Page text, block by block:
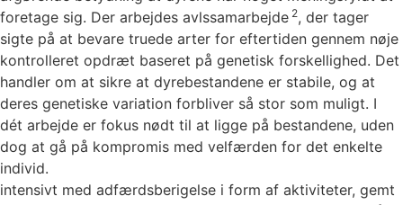
foretage sig. Der arbejdes avlssamarbejde 2, der tager
sigte på at bevare truede arter for eftertiden gennem nøje
kontrolleret opdræt baseret på genetisk forskellighed. Det
handler om at sikre at dyrebestandene er stabile, og at
deres genetiske variation forbliver så stor som muligt. I
dét arbejde er fokus nødt til at ligge på bestandene, uden
dog at gå på kompromis med velfærden for det enkelte
individ.
intensivt med adfærdsberigelse i form af aktiviteter, gemt